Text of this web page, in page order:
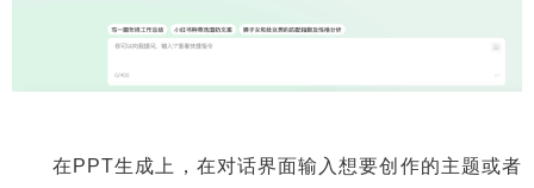
在PPT生成上，在对话界面输入想要创作的主题或者